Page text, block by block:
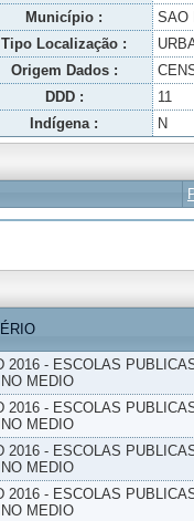
Município : SAO
Tipo Localização :
Origem Dados :
DDD : 11
Indígena : N
2016 - ESCOLAS
MEDIO
2016 - ESCOLAS
MEDIO
2016 - ESCOLAS
MEDIO
2016 - ESCOLAS
MEDIO